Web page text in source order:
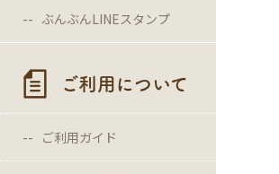
ぶんぶんLINEスタンプ
ご利用について
ご利用ガイド